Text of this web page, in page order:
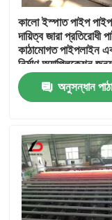
পণ্য
ভিডিও
কালো ইস্পাত পাইপ পাইপ
দায়িত্ব জারা প্রতিরোধী
কাঠামোগত পাইপলাইন
নির্মাণ অ্যাপ্লিকেশন
অনুসন্ধান